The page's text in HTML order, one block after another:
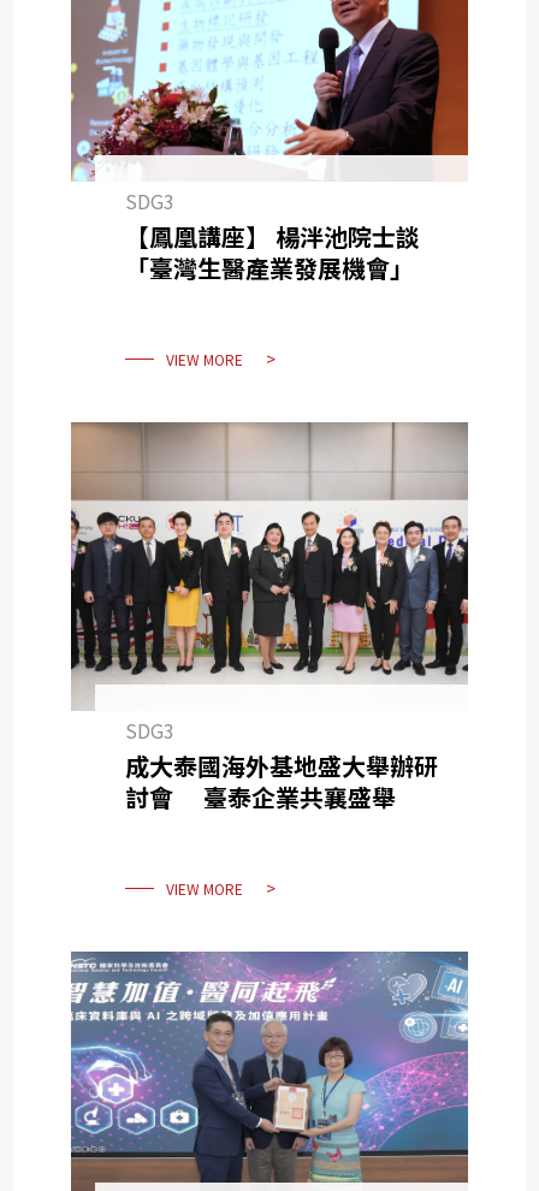
SDG3
【鳳凰講座】 楊泮池院士談
「臺灣生醫產業發展機會」
VIEW MORE
SDG3
成大泰國海外基地盛大舉辦研
討會 臺泰企業共襄盛舉
VIEW MORE